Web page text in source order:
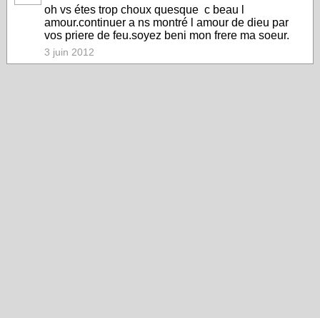
oh vs étes trop choux quesque c beau l
amour.continuer a ns montré l amour de dieu par
vos priere de feu.soyez beni mon frere ma soeur.
3 juin 2012